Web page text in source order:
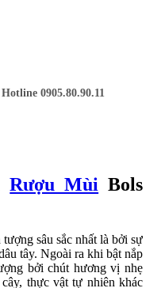
Hotline 0905.80.90.11
Rượu Mùi Bols
tượng sâu sắc nhất là bởi sự
tây. Ngoài ra khi bật nắp
bởi chút hương vị nhẹ
thực vật tự nhiên khác